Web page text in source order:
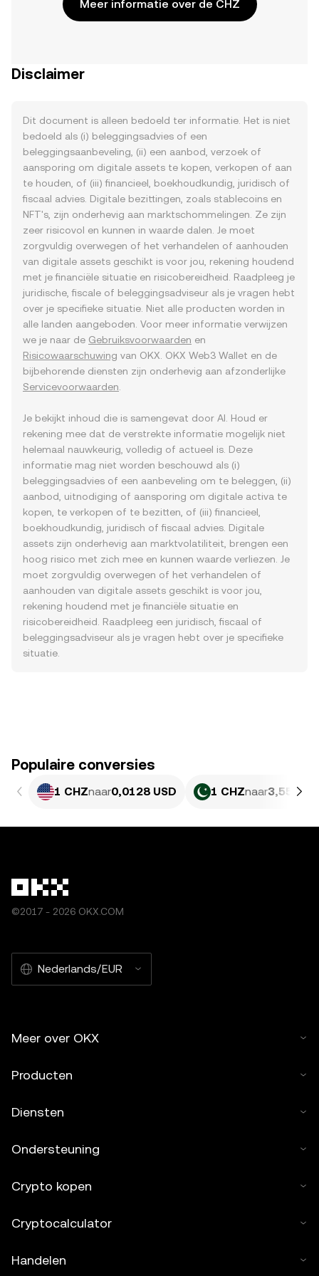
Meer informatie over de CHZ
Disclaimer
Dit document is alleen bedoeld ter informatie. Het is niet
bedoeld als (i) beleggingsadvies of een
beleggingsaanbeveling, (ii) een aanbod, verzoek of
aansporing om digitale assets te kopen, verkopen of aan
te houden, of (iii) financieel, boekhoudkundig, juridisch of
fiscaal advies. Digitale bezittingen, zoals stablecoins en
NFT's, zijn onderhevig aan marktschommelingen. Ze zijn
zeer risicovol en kunnen in waarde dalen. Je moet
zorgvuldig overwegen of het verhandelen of aanhouden
van digitale assets geschikt is voor jou, rekening houdend
met je financiële situatie en risicobereidheid. Raadpleeg je
juridische, fiscale of beleggingsadviseur als je vragen hebt
over je specifieke situatie. Niet alle producten worden in
alle landen aangeboden. Voor meer informatie verwijzen
we je naar de Gebruiksvoorwaarden en
Risicowaarschuwing van OKX. OKX Web3 Wallet en de
bijbehorende diensten zijn onderhevig aan afzonderlijke
Servicevoorwaarden
Je bekijkt inhoud die is samengevat door AI. Houd er
rekening mee dat de verstrekte informatie mogelijk niet
helemaal nauwkeurig, volledig of actueel is. Deze
informatie mag niet worden beschouwd als (i)
beleggingsadvies of een aanbeveling om te beleggen, (ii)
aanbod, uitnodiging of aansporing om digitale activa te
kopen, te verkopen of te bezitten, of (iii) financieel,
boekhoudkundig, juridisch of fiscaal advies. Digitale
assets zijn onderhevig aan marktvolatiliteit, brengen een
hoog risico met zich mee en kunnen waarde verliezen. Je
moet zorgvuldig overwegen of het verhandelen of
aanhouden van digitale assets geschikt is voor jou,
rekening houdend met je financiële situatie en
risicobereidheid. Raadpleeg een juridisch, fiscaal of
beleggingsadviseur als je vragen hebt over je specifieke
situatie.
Populaire conversies
1 CHZnaar0,0128 USD 1 CHZnaar3,558
©2017 - 2026 OKX.COM
Nederlands/EUR
Meer over OKX
Producten
Diensten
Ondersteuning
Crypto kopen
Cryptocalculator
Handelen